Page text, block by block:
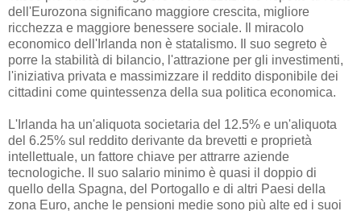
dell'Eurozona significano maggiore crescita, migliore
ricchezza e maggiore benessere sociale. Il miracolo
economico dell'Irlanda non è statalismo. Il suo segreto è
porre la stabilità di bilancio, l'attrazione per gli investimenti,
l'iniziativa privata e massimizzare il reddito disponibile dei
cittadini come quintessenza della sua politica economica.
L'Irlanda ha un'aliquota societaria del 12.5% e un'aliquota
del 6.25% sul reddito derivante da brevetti e proprietà
intellettuale, un fattore chiave per attrarre aziende
tecnologiche. Il suo salario minimo è quasi il doppio di
quello della Spagna, del Portogallo e di altri Paesi della
zona Euro, anche le pensioni medie sono più alte ed i suoi